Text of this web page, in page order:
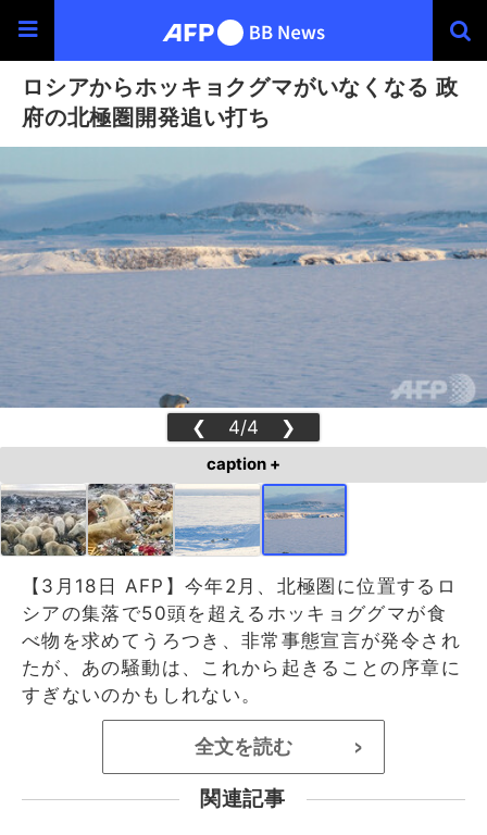
ロシアからホッキョクグマがいなくなる 政
府の北極圏開発追い打ち
❮ 4/4 ❯
caption +
【3月18日 AFP】今年2月、北極圏に位置するロ
シアの集落で50頭を超えるホッキョググマが食
べ物を求めてうろつき、非常事態宣言が発令され
たが、あの騒動は、これから起きることの序章に
すぎないのかもしれない。
全文を読む >
関連記事